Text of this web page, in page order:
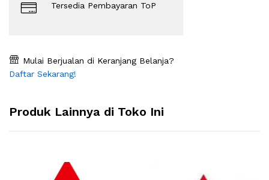
Tersedia Pembayaran ToP
Mulai Berjualan di Keranjang Belanja?
Daftar Sekarang!
Produk Lainnya di Toko Ini